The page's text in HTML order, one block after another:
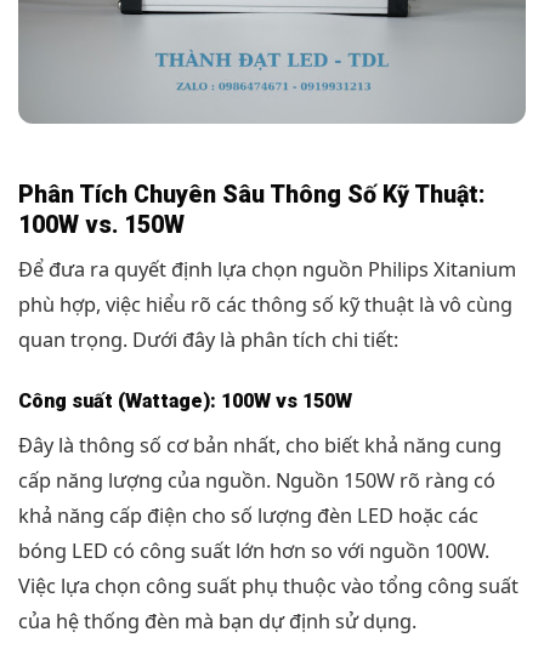
Phân Tích Chuyên Sâu Thông Số Kỹ Thuật:
100W vs. 150W
Để đưa ra quyết định lựa chọn nguồn Philips Xitanium
phù hợp, việc hiểu rõ các thông số kỹ thuật là vô cùng
quan trọng. Dưới đây là phân tích chi tiết:
Công suất (Wattage): 100W vs 150W
Đây là thông số cơ bản nhất, cho biết khả năng cung
cấp năng lượng của nguồn. Nguồn 150W rõ ràng có
khả năng cấp điện cho số lượng đèn LED hoặc các
bóng LED có công suất lớn hơn so với nguồn 100W.
Việc lựa chọn công suất phụ thuộc vào tổng công suất
của hệ thống đèn mà bạn dự định sử dụng.